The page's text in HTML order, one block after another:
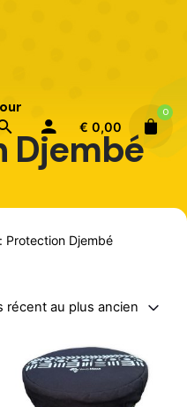
€ 0,00
0
Djembé
Protection Djembé
récent au plus ancien